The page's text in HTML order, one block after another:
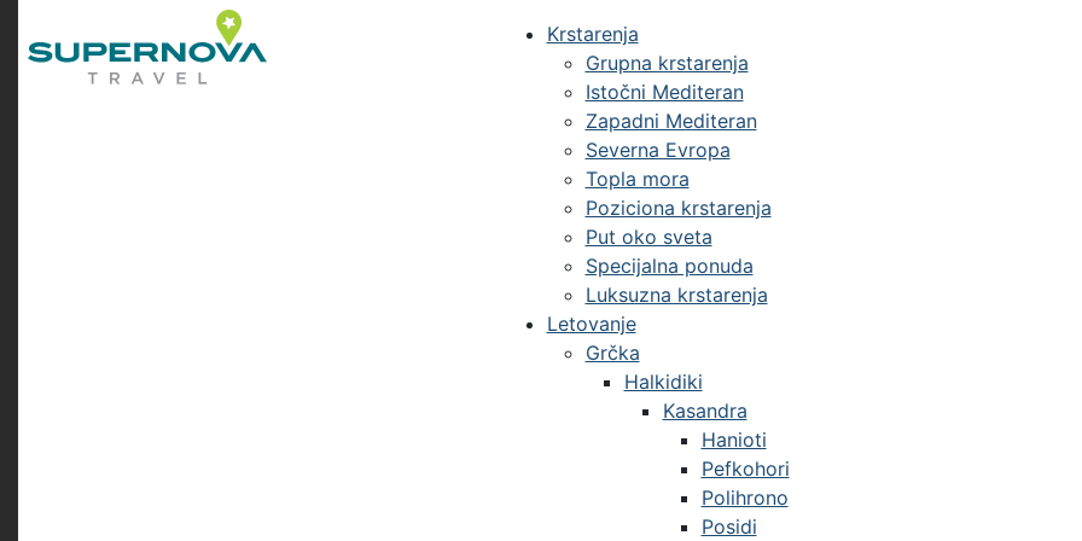
Krstarenja
Grupna krstarenja
Istočni Mediteran
Zapadni Mediteran
Severna Evropa
Topla mora
Poziciona krstarenja
Put oko sveta
Specijalna ponuda
Luksuzna krstarenja
Letovanje
Grčka
Halkidiki
Kasandra
Hanioti
Pefkohori
Polihrono
Posidi